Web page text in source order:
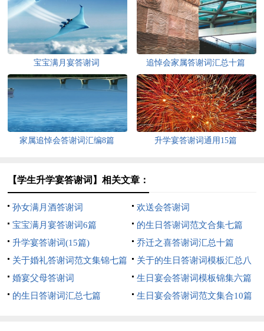
宝宝满月宴答谢词 追悼会家属答谢词汇总十篇
家属追悼会答谢词汇编8篇 升学宴答谢词通用15篇
【学生升学宴答谢词】相关文章：
孙女满月酒答谢词
欢送会答谢词
宝宝满月宴答谢词6篇
的生日答谢词范文合集七篇
升学宴答谢词(15篇)
乔迁之喜答谢词汇总十篇
关于婚礼答谢词范文集锦七篇
关于的生日答谢词模板汇总八
篇
婚宴父母答谢词
生日宴会答谢词模板锦集六篇
的生日答谢词汇总七篇
生日宴会答谢词范文集合10篇